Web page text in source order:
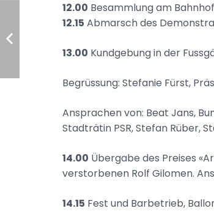
12.00 Besammlung am
12.15 Abmarsch des
13.00 Kundgebung in der
Begrüssung: Stefanie Fürst,
Ansprachen von: Beat Jans,
Stadträtin PSR, Stefan Rüber,
14.00 Übergabe des Preises
verstorbenen Rolf Gilomen.
14.15 Fest und Barbetrieb,